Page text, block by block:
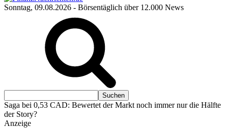
Sonntag, 09.08.2026 - Börsentäglich über 12.000 News
Saga bei 0,53 CAD: Bewertet der Markt noch immer nur die Hälfte
der Story?
Anzeige